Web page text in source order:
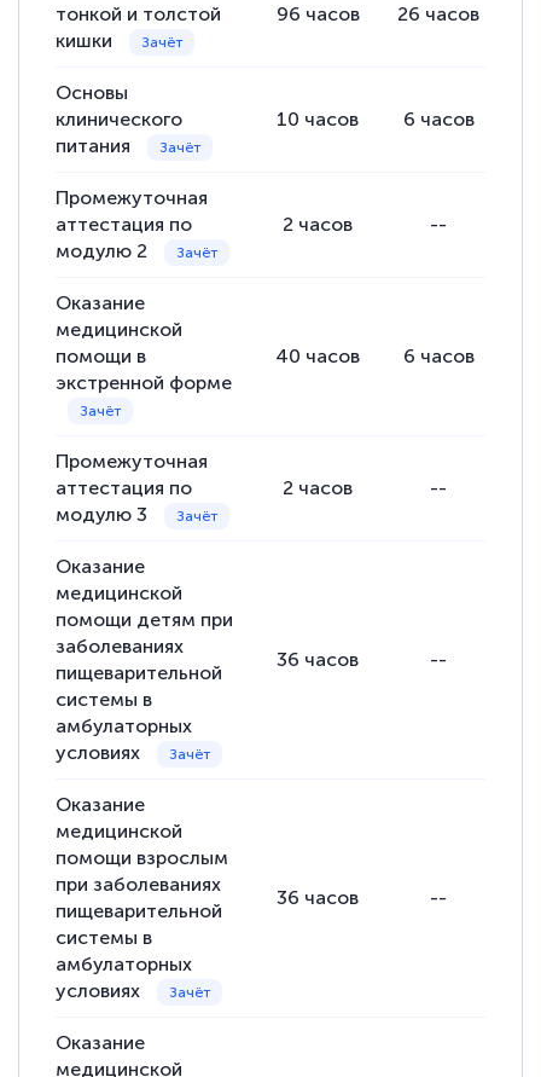
тонкой и толстой
кишки
96 часов 26 часов
Основы
клинического
питания
10 часов 6 часов
Промежуточная
аттестация по
модулю 2
2 часов --
Оказание
медицинской
помощи в
экстренной форме
40 часов 6 часов
Промежуточная
аттестация по
модулю 3
2 часов --
Оказание
медицинской
помощи детям при
заболеваниях
пищеварительной
системы в
амбулаторных
условиях
36 часов --
Оказание
медицинской
помощи взрослым
при заболеваниях
пищеварительной
системы в
амбулаторных
условиях
36 часов --
Оказание
медицинской